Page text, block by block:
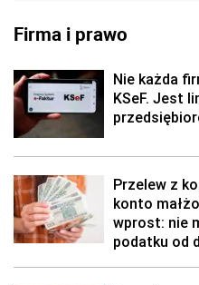
Firma i prawo
Nie każda
KSeF. Jest
Przelew z
konto
wprost: nie
podatku od